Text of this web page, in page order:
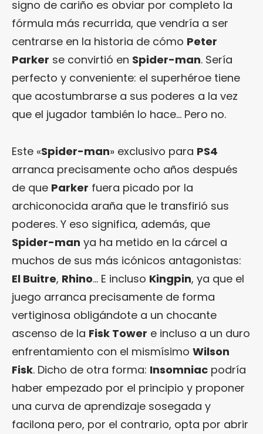
signo de cariño es obviar por completo la
fórmula más recurrida, que vendría a ser
centrarse en la historia de cómo Peter
Parker se convirtió en Spider-man. Sería
perfecto y conveniente: el superhéroe tiene
que acostumbrarse a sus poderes a la vez
que el jugador también lo hace… Pero no.
Este «Spider-man» exclusivo para PS4
arranca precisamente ocho años después
de que Parker fuera picado por la
archiconocida araña que le transfirió sus
poderes. Y eso significa, además, que
Spider-man ya ha metido en la cárcel a
muchos de sus más icónicos antagonistas:
El Buitre, Rhino… E incluso Kingpin, ya que el
juego arranca precisamente de forma
vertiginosa obligándote a un chocante
ascenso de la Fisk Tower e incluso a un duro
enfrentamiento con el mismísimo Wilson
Fisk. Dicho de otra forma: Insomniac podría
haber empezado por el principio y proponer
una curva de aprendizaje sosegada y
facilona pero, por el contrario, opta por abrir